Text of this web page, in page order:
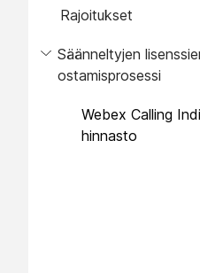
Rajoitukset
Säänneltyjen
ostamisprosessi
Webex Calling
hinnasto